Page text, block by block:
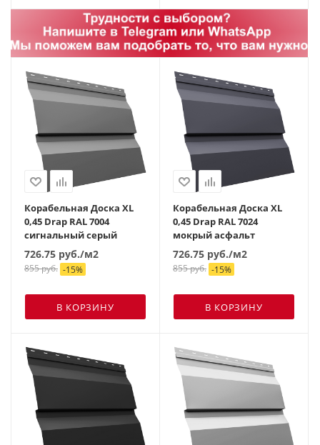
Корабельная Доска XL
0,45 Drap RAL 7004
сигнальный серый
726.75 руб./м2
855руб. -15%
В КОРЗИНУ
Корабельная Доска XL
0,45 Drap RAL 7024
мокрый асфальт
726.75 руб./м2
855руб. -15%
В КОРЗИНУ